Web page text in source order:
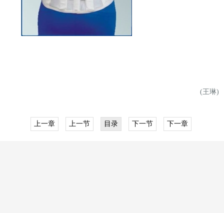
(王琳)
上一章 上一节 目录 下一节 下一章